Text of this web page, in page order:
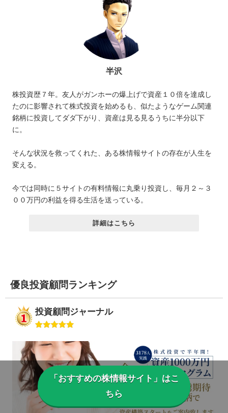
半沢
株投資歴７年。友人がガンホーの爆上げで資産１０倍を達成し
たのに影響されて株式投資を始めるも、似たようなゲーム関連
銘柄に投資してダダ下がり、資産は見る見るうちに半分以下
に。
そんな状況を救ってくれた、ある株情報サイトの存在が人生を
変える。
今では同時に５サイトの有料情報に丸乗り投資し、毎月２～３
００万円の利益を得る生活を送っている。
詳細はこちら
優良投資顧問ランキング
投資顧問ジャーナル
「おすすめの株情報サイト」はこ
ちら